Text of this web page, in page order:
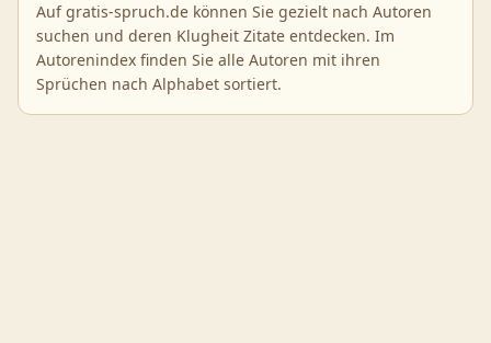
Auf gratis-spruch.de können Sie gezielt nach Autoren
suchen und deren Klugheit Zitate entdecken. Im
Autorenindex finden Sie alle Autoren mit ihren
Sprüchen nach Alphabet sortiert.